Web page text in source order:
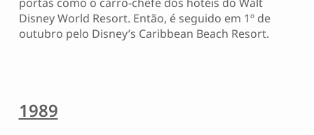
Disney World Resort. Então, é seguido em 1º de
outubro pelo Disney’s Caribbean Beach Resort.
1989